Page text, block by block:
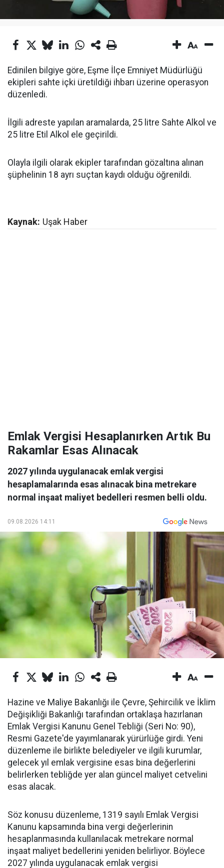
Edinilen bilgiye göre, Eşme İlçe Emniyet Müdürlüğü
ekipleri sahte içki üretildiği ihbarı üzerine operasyon
düzenledi.
İlgili adreste yapılan aramalarda, 25 litre Sahte Alkol ve
25 litre Etil Alkol ele geçirildi.
Olayla ilgili olarak ekipler tarafından gözaltına alınan
şüphelinin 18 ayrı suçtan kaydı olduğu öğrenildi.
Kaynak: Uşak Haber
Emlak Vergisi Hesaplanırken Artık Bu
Rakamlar Esas Alınacak
2027 yılında uygulanacak emlak vergisi
hesaplamalarında esas alınacak bina metrekare
normal inşaat maliyet bedelleri resmen belli oldu.
09.08.2026 14:11
Hazine ve Maliye Bakanlığı ile Çevre, Şehircilik ve İklim
Değişikliği Bakanlığı tarafından ortaklaşa hazırlanan
Emlak Vergisi Kanunu Genel Tebliği (Seri No: 90),
Resmi Gazete'de yayımlanarak yürürlüğe girdi. Yeni
düzenleme ile birlikte belediyeler ve ilgili kurumlar,
gelecek yıl emlak vergisine esas bina değerlerini
belirlerken tebliğde yer alan güncel maliyet cetvelini
esas alacak.
Söz konusu düzenleme, 1319 sayılı Emlak Vergisi
Kanunu kapsamında bina vergi değerlerinin
hesaplanmasında kullanılacak metrekare normal
inşaat maliyet bedellerini yeniden belirliyor. Böylece
2027 yılında uygulanacak emlak vergisi